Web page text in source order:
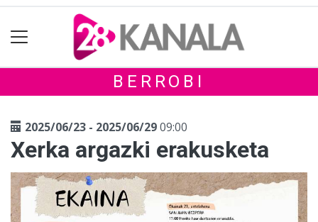
BERROBI
2025/06/23 - 2025/06/2909:00
Xerka argazki erakusketa